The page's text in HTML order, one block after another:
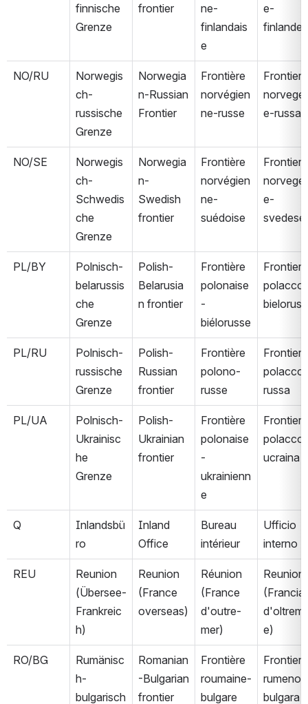
finnische
Grenze
frontier
ne-
finlandais
e
e-
NO/RU
Norwegis
ch-
russische
Grenze
Norwegia
n-Russian
Frontier
Frontière
norvégien
ne-russe
Frontiera
e-russa
NO/SE
Norwegis
ch-
Schwedis
che
Grenze
Norwegia
n-
Swedish
frontier
Frontière
norvégien
ne-
suédoise
Frontiera
e-
svedese
PL/BY
Polnisch-
belarussis
che
Grenze
Polish-
Belarusia
n frontier
Frontière
polonaise
-
biélorusse
Frontiera
polacco-
PL/RU
Polnisch-
russische
Grenze
Polish-
Russian
frontier
Frontière
polono-
russe
Frontiera
polacco-
russa
PL/UA
Polnisch-
Ukrainisc
he
Grenze
Polish-
Ukrainian
frontier
Frontière
polonaise
-
ukrainienn
e
Frontiera
polacco-
ucraina
Q
Inlandsbü
ro
Inland
Office
Bureau
intérieur
Ufficio
interno
REU
Reunion
(Übersee-
Frankreic
h)
Reunion
(France
overseas)
Réunion
(France
d'outre-
mer)
Reunion
(Francia
e)
RO/BG
Rumänisc
h-
bulgarisch
Romanian
-Bulgarian
frontier
Frontière
roumaine-
bulgare
Frontiera
rumeno-
bulgara